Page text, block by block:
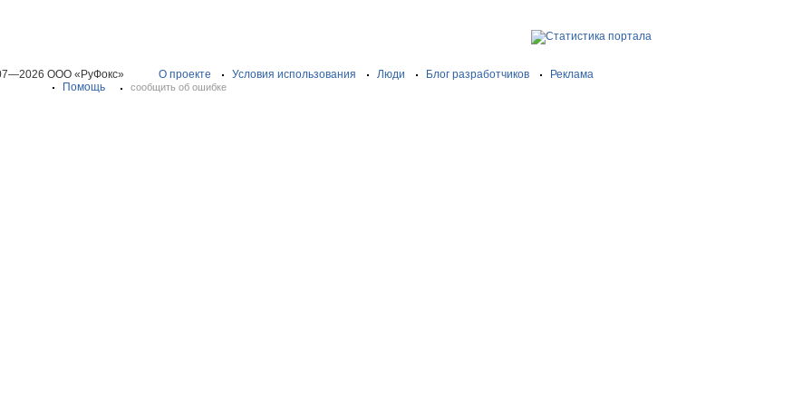
ООО «РуФокс» О проекте Условия использования Люди Блог разработчиков
Реклама
Помощь
сообщить об ошибке